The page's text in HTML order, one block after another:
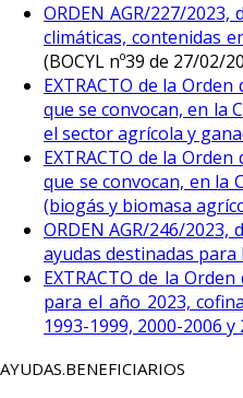
ORDEN AGR/227/
climáticas, contenidas
(BOCYL nº39 de 27/02/
EXTRACTO de la
que se convocan, en la
el sector agrícola y
EXTRACTO de la
que se convocan, en la
(biogás y biomasa
ORDEN AGR/246/
ayudas destinadas
EXTRACTO de la
para el año 2023,
1993-1999, 2000-2006 y
AYUDAS.BENEFICIARIOS